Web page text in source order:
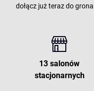
dołącz już teraz do
13 salonów
stacjonarnych